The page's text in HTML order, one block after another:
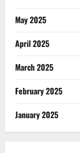
May 2025
April 2025
March 2025
February 2025
January 2025